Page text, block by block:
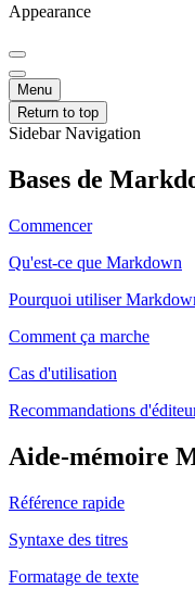
Appearance
Menu
Return to top
Sidebar Navigation
Bases de
Commencer
Qu'est-ce que Markdown
Pourquoi utiliser
Comment ça marche
Cas d'utilisation
Recommandations
Aide-mémoire
Référence rapide
Syntaxe des titres
Formatage de texte